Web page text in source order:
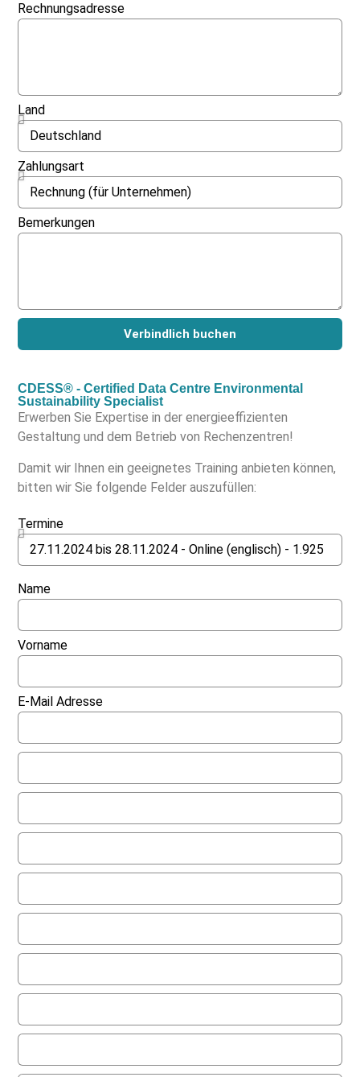
Rechnungsadresse
Land
Zahlungsart
Bemerkungen
Verbindlich buchen
CDESS® - Certified Data Centre Environmental
Sustainability Specialist
Erwerben Sie Expertise in der energieeffizienten
Gestaltung und dem Betrieb von Rechenzentren!
Damit wir Ihnen ein geeignetes Training anbieten können,
bitten wir Sie folgende Felder auszufüllen:
Termine
Name
Vorname
E-Mail Adresse